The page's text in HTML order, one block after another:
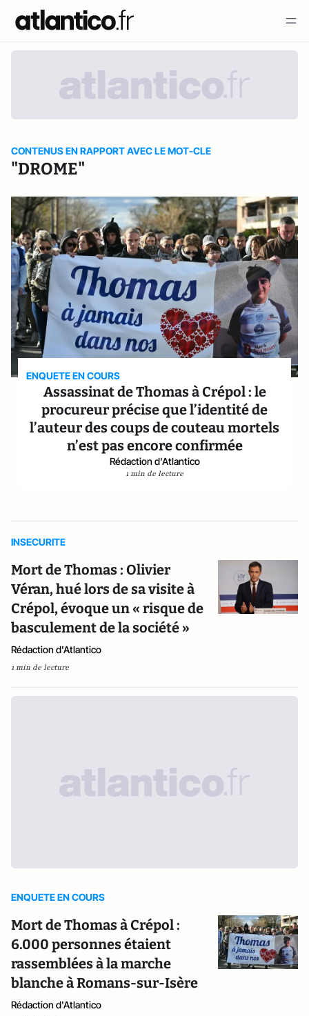
CONTENUS EN RAPPORT AVEC LE MOT-CLE
"DROME"
ENQUETE EN COURS
Assassinat de Thomas à Crépol : le
procureur précise que l’identité de
l’auteur des coups de couteau mortels
n’est pas encore confirmée
Rédaction d'Atlantico
1 min de lecture
INSECURITE
Mort de Thomas : Olivier
Véran, hué lors de sa visite à
Crépol, évoque un « risque de
basculement de la société »
Rédaction d'Atlantico
1 min de lecture
ENQUETE EN COURS
Mort de Thomas à Crépol :
6.000 personnes étaient
rassemblées à la marche
blanche à Romans-sur-Isère
Rédaction d'Atlantico